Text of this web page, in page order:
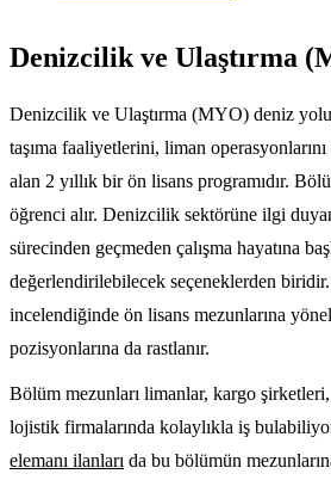
Denizcilik ve Ulaştırma
Denizcilik ve Ulaştırma (MYO) deniz
taşıma faaliyetlerini, liman
alan 2 yıllık bir ön lisans programıdır.
öğrenci alır. Denizcilik sektörüne ilgi
sürecinden geçmeden çalışma hayatına
değerlendirilebilecek seçeneklerden biridir.
incelendiğinde ön lisans mezunlarına
pozisyonlarına da rastlanır.
Bölüm mezunları limanlar, kargo
lojistik firmalarında kolaylıkla iş
elemanı ilanları da bu bölümün